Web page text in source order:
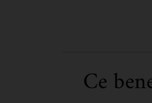
Ce